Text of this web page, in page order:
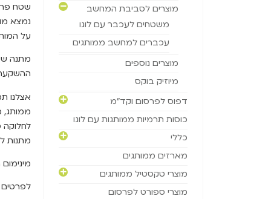
מוצרים לסביבת המחשב
משטחים לעכבר עם לוגו
עכברים למחשב ממותגים
מוצרים נוספים
מיוזיק בוקס
דפוס לפרסום וקד"מ
כוסות תרמיות ממותגות עם לוגו
כללי
מארזים ממותגים
מוצרי טקסטיל ממותגים
מוצרי ספורט לפרסום
שטח
נמצא
על
מתנה
אצלנו
ממותג,
לחלוקה
מתנות
מינימום